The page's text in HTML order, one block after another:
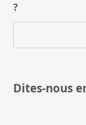
?
Dites-nous